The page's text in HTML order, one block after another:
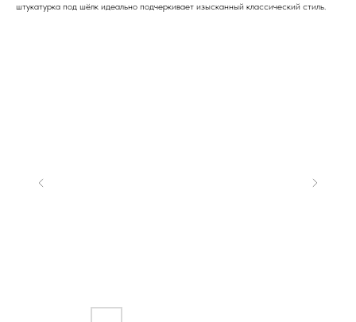
штукатурка под шёлк идеально подчеркивает изысканный классический стиль.